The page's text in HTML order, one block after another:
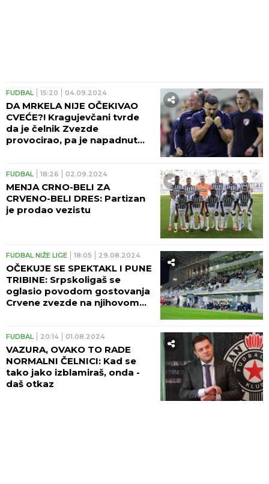
FUDBAL 15:20 04.09.2024
DA MRKELA NIJE OČEKIVAO
CVEĆE?! Kragujevčani tvrde
da je čelnik Zvezde
provocirao, pa je napadnut
FUDBAL 18:26 02.09.2024
MENJA CRNO-BELI ZA
CRVENO-BELI DRES: Partizan
je prodao vezistu
FUDBAL NIŽE LIGE 18:05 29.08.2024
OČEKUJE SE SPEKTAKL I PUNE
TRIBINE: Srpskoligaš se
oglasio povodom gostovanja
Crvene zvezde na njihovom
FUDBAL 20:14 01.08.2024
VAZURA, OVAKO TO RADE
NORMALNI ČELNICI: Kad se
tako jako izblamiraš, onda -
daš otkaz